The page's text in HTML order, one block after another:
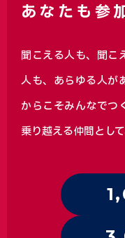
あなたも参
聞こえる人も、聞こ
人も、あらゆる人が
からこそみんなでつ
乗り越える仲間とし